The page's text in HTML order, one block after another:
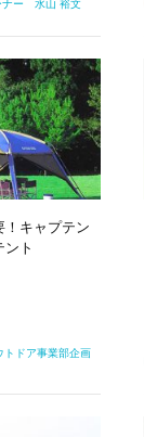
ー 水山 裕文
キャプテン
ト
ドア事業部企画